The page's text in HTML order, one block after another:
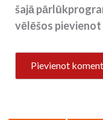
šajā
vēlēšos